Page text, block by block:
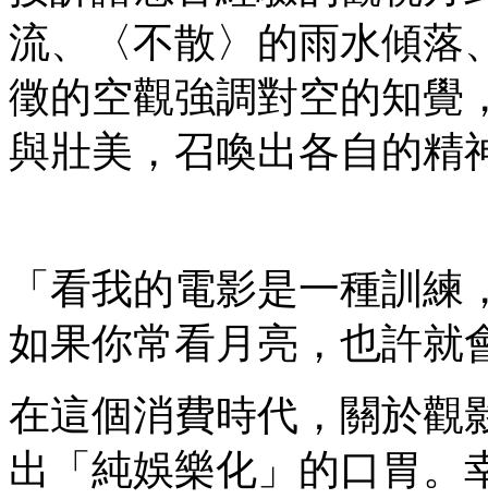
流、〈不散〉的雨水傾
徵的空觀強調對空的知覺
與壯美，召喚出各自的精
「看我的電影是一種訓
如果你常看月亮，也許就
在這個消費時代，關於觀
出「純娛樂化」的口胃。